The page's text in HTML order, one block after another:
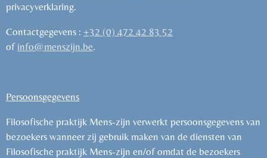
privacyverklaring.
Contactgegevens : +32 (0) 472 42 83 52
of info@menszijn.be.
Persoonsgegevens
Filosofische praktijk Mens-zijn verwerkt persoonsgegevens van
bezoekers wanneer zij gebruik maken van de diensten van
Filosofische praktijk Mens-zijn en/of omdat de bezoekers